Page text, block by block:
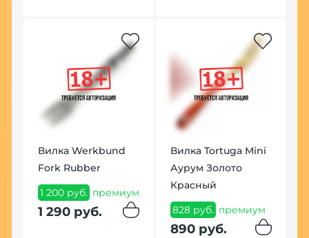
Вилка Werkbund
Fork Rubber
1 200 руб. премиум
1 290 руб.
Вилка Tortuga Mini
Аурум Золото
Красный
828 руб. премиум
890 руб.